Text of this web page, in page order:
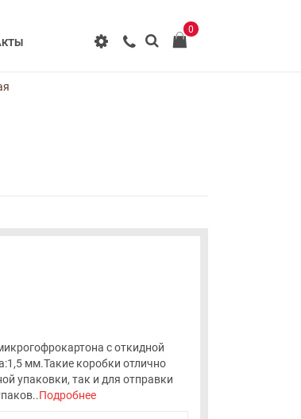
0
с откидной
мм.Такие коробки отлично
упаковки, так и для отправки
Подробнее